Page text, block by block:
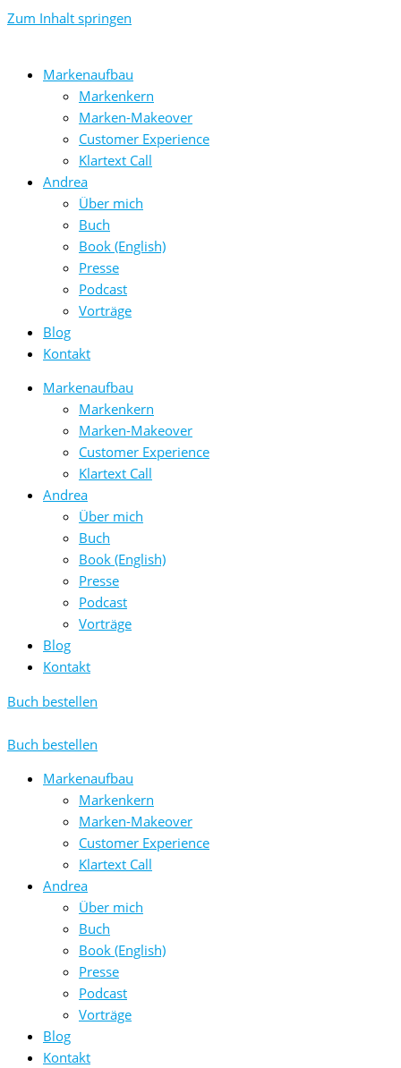
Zum Inhalt springen
Markenaufbau
Markenkern
Marken-Makeover
Customer Experience
Klartext Call
Andrea
Über mich
Buch
Book (English)
Presse
Podcast
Vorträge
Blog
Kontakt
Markenaufbau
Markenkern
Marken-Makeover
Customer Experience
Klartext Call
Andrea
Über mich
Buch
Book (English)
Presse
Podcast
Vorträge
Blog
Kontakt
Buch bestellen
Buch bestellen
Markenaufbau
Markenkern
Marken-Makeover
Customer Experience
Klartext Call
Andrea
Über mich
Buch
Book (English)
Presse
Podcast
Vorträge
Blog
Kontakt